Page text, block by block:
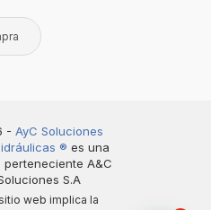
-AyC Soluciones
®️ es una
perteneciente A&C
S.A
web implica la